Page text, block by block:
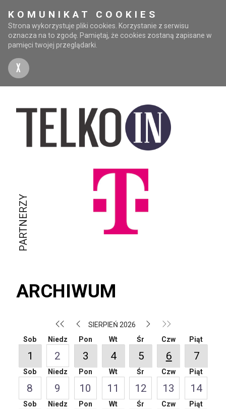
KOMUNIKAT COOKIES
Strona wykorzystuje pliki cookies. Korzystanie z serwisu
oznacza na to zgodę. Pamiętaj, że cookies zostaną zapisane w
pamięci twojej przeglądarki.
X
PARTNERZY
ARCHIWUM
SIERPIEŃ 2026
Sob
1
Niedz
2
Pon
3
Wt
4
Śr
5
Czw
6
Piąt
7
Sob
8
Niedz
9
Pon
10
Wt
11
Śr
12
Czw
13
Piąt
14
Sob Niedz Pon Wt Śr Czw Piąt